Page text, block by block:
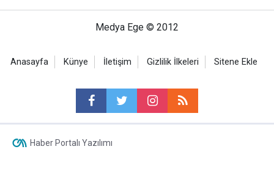
Medya Ege © 2012
Anasayfa Künye İletişim Gizlilik İlkeleri Sitene Ekle
Haber Portalı Yazılımı